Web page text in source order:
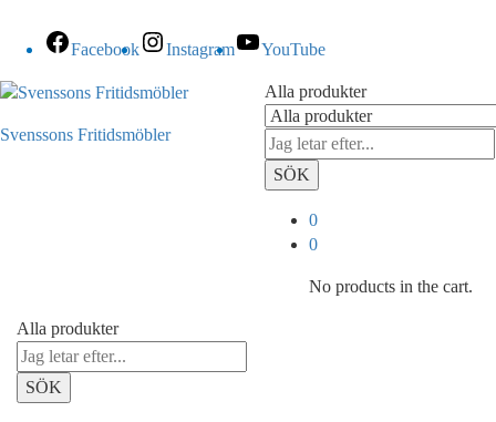
Facebook Instagram YouTube
Svenssons Fritidsmöbler
Alla produkter
SÖK
0
0
No products in the cart.
Alla produkter
SÖK